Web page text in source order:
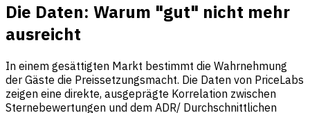
Die Daten: Warum "gut" nicht mehr
ausreicht
In einem gesättigten Markt bestimmt die Wahrnehmung
der Gäste die Preissetzungsmacht. Die Daten von PriceLabs
zeigen eine direkte, ausgeprägte Korrelation zwischen
Sternebewertungen und dem ADR/ Durchschnittlichen